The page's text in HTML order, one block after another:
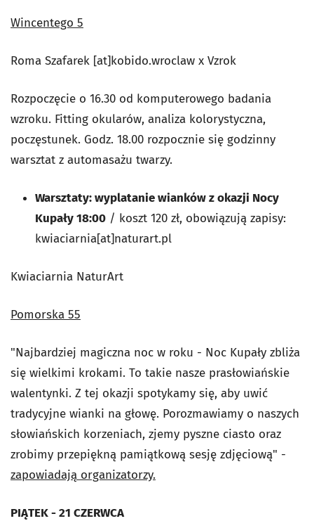
Wincentego 5
Roma Szafarek [at]kobido.wroclaw x Vzrok
Rozpoczęcie o 16.30 od komputerowego badania
wzroku. Fitting okularów, analiza kolorystyczna,
poczęstunek. Godz. 18.00 rozpocznie się godzinny
warsztat z automasażu twarzy.
Warsztaty: wyplatanie wianków z okazji Nocy
Kupały 18:00 / koszt 120 zł, obowiązują zapisy:
kwiaciarnia[at]naturart.pl
Kwiaciarnia NaturArt
Pomorska 55
"Najbardziej magiczna noc w roku - Noc Kupały zbliża
się wielkimi krokami. To takie nasze prasłowiańskie
walentynki. Z tej okazji spotykamy się, aby uwić
tradycyjne wianki na głowę. Porozmawiamy o naszych
słowiańskich korzeniach, zjemy pyszne ciasto oraz
zrobimy przepiękną pamiątkową sesję zdjęciową" -
zapowiadają organizatorzy.
PIĄTEK - 21 CZERWCA